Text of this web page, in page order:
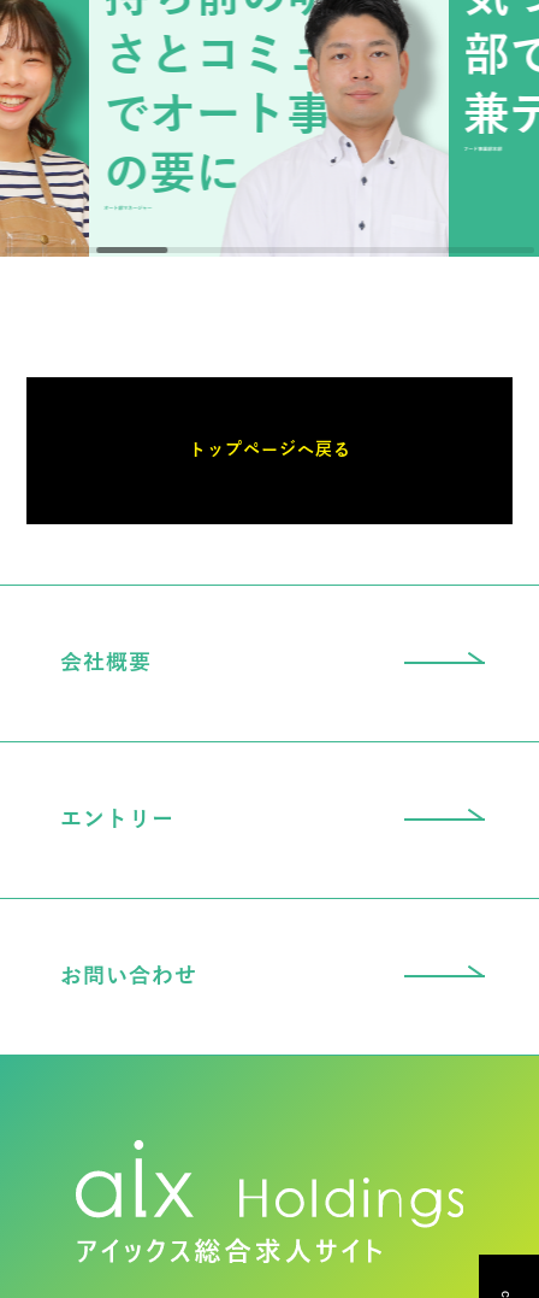
さとコミュ力
でオート事業
の要に。
オート部マネージャー
部
兼
フード事業部本部
トップページへ戻る
会社概要
エントリー
お問い合わせ